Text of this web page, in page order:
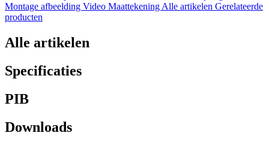
Montage afbeelding Video Maattekening Alle artikelen Gerelateerde
producten
Alle artikelen
Specificaties
PIB
Downloads